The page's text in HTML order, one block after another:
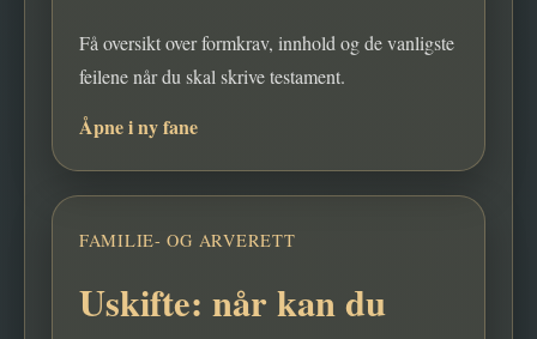
Få oversikt over formkrav, innhold og de vanligste
feilene når du skal skrive testament.
Åpne i ny fane
FAMILIE- OG ARVERETT
Uskifte: når kan du